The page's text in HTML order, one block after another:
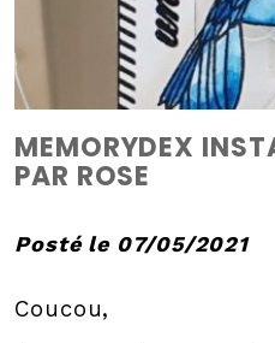
MEMORYDEX
PAR ROSE
Posté le 07/05/2021
Coucou,